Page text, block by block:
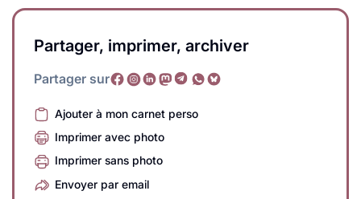
Partager, imprimer, archiver
Partager sur
Ajouter à mon carnet perso
Imprimer avec photo
Imprimer sans photo
Envoyer par email